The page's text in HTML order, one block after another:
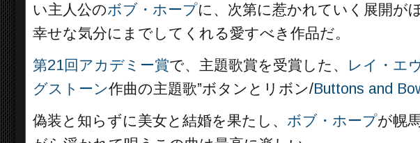
い主人公のボブ・ホープに、次第に惹かれていく展開が
幸せな気分にまでしてくれる愛すべき作品だ。
第21回アカデミー賞で、主題歌賞を受賞した、 レイ・エ
グストーン作曲の主題歌”ボタンとリボン/Buttons and
偽装と知らずに美女と結婚を果たし、 ボブ・ホープが幌